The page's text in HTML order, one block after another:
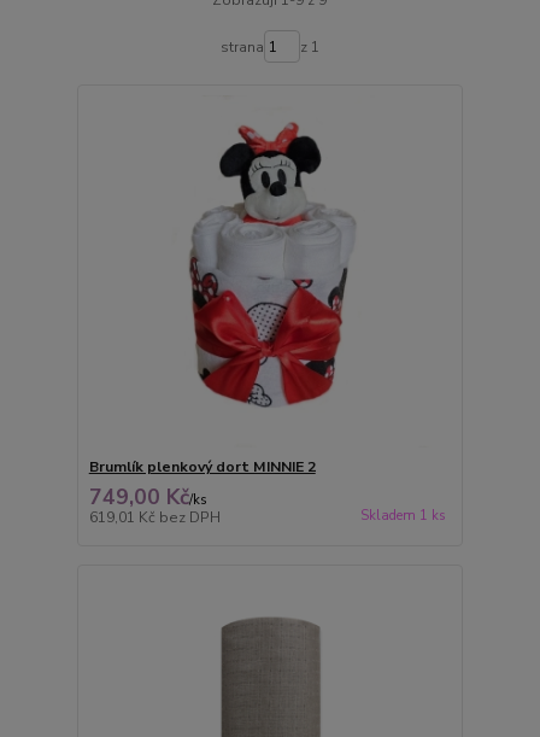
strana z 1
Brumlík plenkový dort MINNIE 2
749,00 Kč/ks
619,01 Kč bez DPH Skladem 1 ks